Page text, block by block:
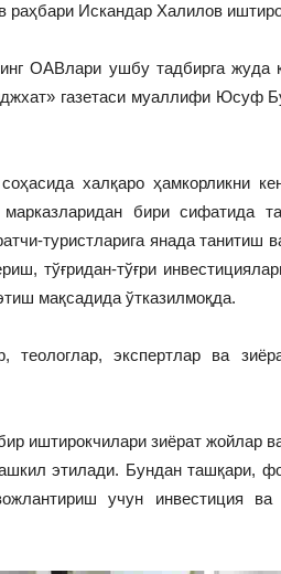
Искандар Халилов
ОАВлари ушбу тадбирга жуда
газетаси муаллифи Юсуф
халқаро ҳамкорликни
марказларидан бири сифатида
туристларига янада танитиш
тўғридан-тўғри
мақсадида ўтказилмоқда.
экспертлар ва
иштирокчилари зиёрат жойлар
этилади. Бундан ташқари,
учун инвестиция